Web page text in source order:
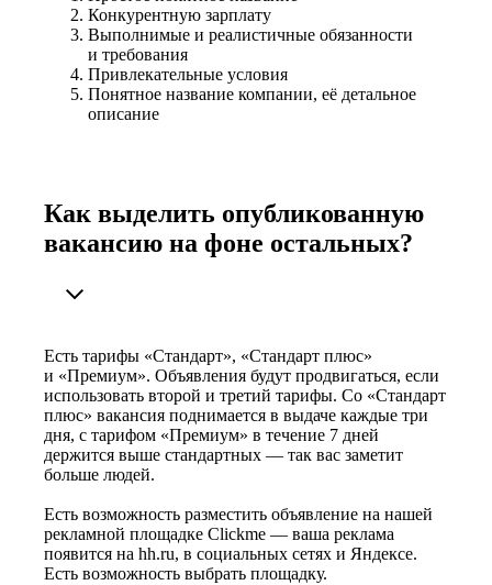
Конкурентную зарплату
Выполнимые и реалистичные обязанности
и требования
Привлекательные условия
Понятное название компании, её детальное
описание
Как выделить опубликованную
вакансию на фоне остальных?
Есть тарифы «Стандарт», «Стандарт плюс»
и «Премиум». Объявления будут продвигаться, если
использовать второй и третий тарифы. Со «Стандарт
плюс» вакансия поднимается в выдаче каждые три
дня, с тарифом «Премиум» в течение 7 дней
держится выше стандартных — так вас заметит
больше людей.
Есть возможность разместить объявление на нашей
рекламной площадке Clickme — ваша реклама
появится на hh.ru, в социальных сетях и Яндексе.
Есть возможность выбрать площадку.